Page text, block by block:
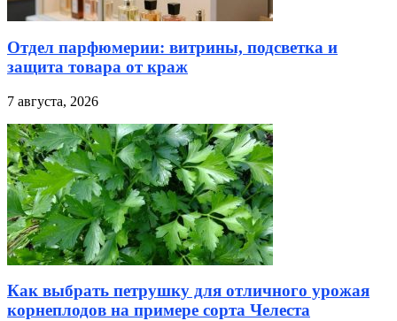
Отдел парфюмерии: витрины, подсветка и
защита товара от краж
7 августа, 2026
Как выбрать петрушку для отличного урожая
корнеплодов на примере сорта Челеста